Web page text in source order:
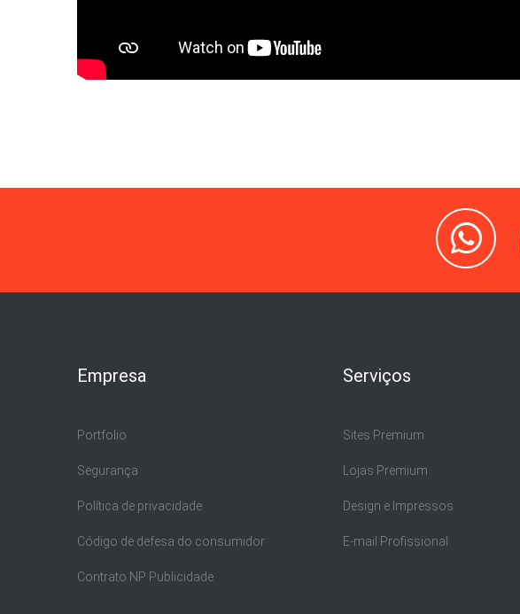
Empresa
Portfolio
Segurança
Política de privacidade
Código de defesa do consumidor
Contrato NP Publicidade
Serviços
Sites Premium
Lojas Premium
Design e Impressos
E-mail Profissional